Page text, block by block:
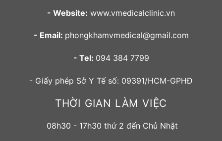
- Website: www.vmedicalclinic.vn
- Email: phongkhamvmedical@gmail.com
- Tel: 094 384 7799
- Giấy phép Sở Y Tế số: 09391/HCM-GPHĐ
THỜI GIAN LÀM VIỆC
08h30 - 17h30 thứ 2 đến Chủ Nhật